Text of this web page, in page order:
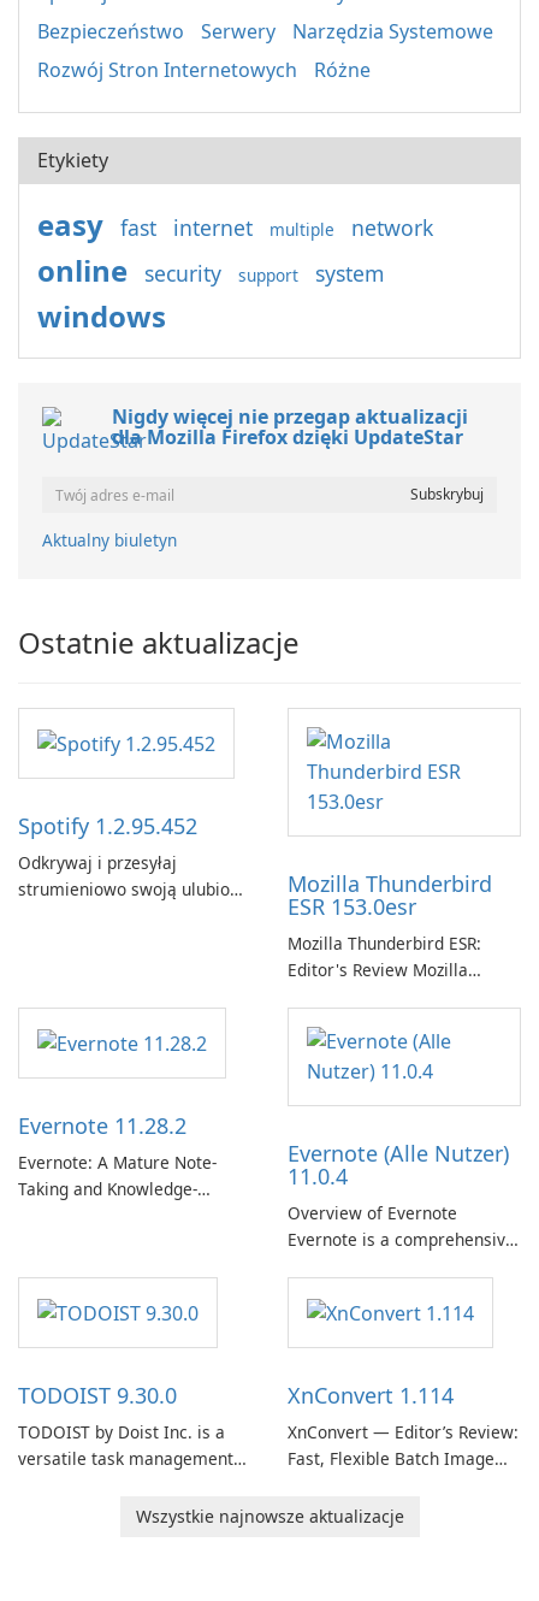
Bezpieczeństwo
Serwery
Narzędzia Systemowe
Rozwój Stron Internetowych
Różne
Etykiety
easy fast internet multiple network
online security support system
windows
Nigdy więcej nie przegap aktualizacji
dla Mozilla Firefox dzięki UpdateStar
Aktualny biuletyn
Ostatnie aktualizacje
Spotify 1.2.95.452
Odkrywaj i przesyłaj
strumieniowo swoją ulubioną
Mozilla Thunderbird
ESR 153.0esr
Mozilla Thunderbird ESR:
Editor's Review Mozilla
Support Release) is the long-
term support channel of the
Thunderbird desktop email
client designed for
need predictable …
Evernote 11.28.2
Evernote: A Mature Note-
Taking and Knowledge-
capturing, organizing, and
retrieving notes and
reference materials across
Evernote (Alle Nutzer)
11.0.4
Overview of Evernote
Evernote is a comprehensive
users capture, organize, and
access information across
TODOIST 9.30.0
TODOIST by Doist Inc. is a
versatile task management
individuals and teams
XnConvert 1.114
XnConvert — Editor’s Review:
Fast, Flexible Batch Image
macOS and Linux XnConvert
Wszystkie najnowsze aktualizacje